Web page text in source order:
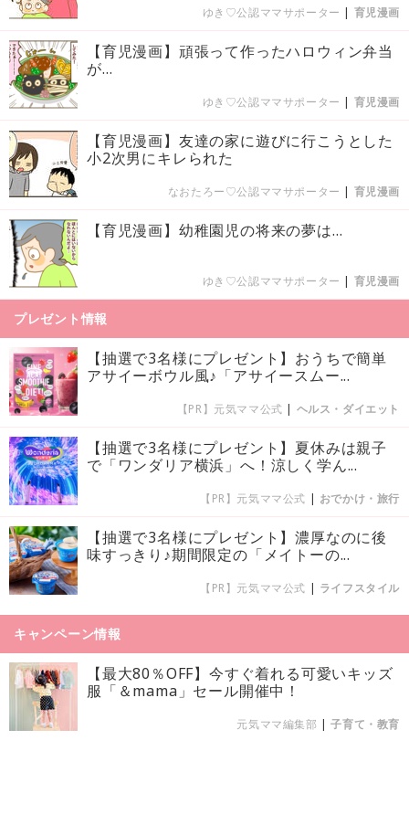
ゆき♡公認ママサポーター | 育児漫画
【育児漫画】頑張って作ったハロウィン弁当
が…
ゆき♡公認ママサポーター | 育児漫画
【育児漫画】友達の家に遊びに行こうとした
小2次男にキレられた
なおたろー♡公認ママサポーター | 育児漫画
【育児漫画】幼稚園児の将来の夢は…
ゆき♡公認ママサポーター | 育児漫画
プレゼント情報
【抽選で3名様にプレゼント】おうちで簡単
アサイーボウル風♪「アサイースムー...
【PR】元気ママ公式 | ヘルス・ダイエット
【抽選で3名様にプレゼント】夏休みは親子
で「ワンダリア横浜」へ！涼しく学ん...
【PR】元気ママ公式 | おでかけ・旅行
【抽選で3名様にプレゼント】濃厚なのに後
味すっきり♪期間限定の「メイトーの...
【PR】元気ママ公式 | ライフスタイル
キャンペーン情報
【最大80％OFF】今すぐ着れる可愛いキッズ
服「＆mama」セール開催中！
元気ママ編集部 |子育て・教育